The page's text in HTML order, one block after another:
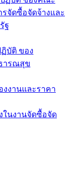
จัดซื้อจัดจ้างและ
ฐ
บัติ ของ
ารณสุข
งานและราคา
ในงานจัดซื้อจัด